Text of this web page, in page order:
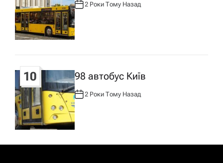
А
В
Т
О
Р
:
2 Роки Тому Назад
10 98 автобус Київ
А
В
Т
О
Р
:
2 Роки Тому Назад